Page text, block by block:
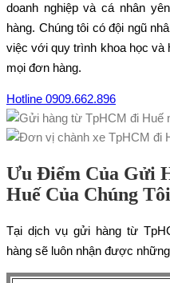
doanh nghiệp và cá nhân
hàng. Chúng tôi có đội ngũ
việc với quy trình khoa học và
mọi đơn hàng.
Hotline 0909.662.896
Ưu Điểm Của Gửi
Huế Của Chúng Tôi
Tại dịch vụ gửi hàng từ
hàng sẽ luôn nhận được